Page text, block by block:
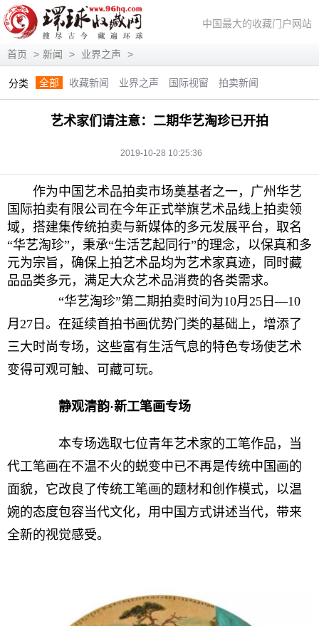
中国最大的收藏门户网站
首页 > 新闻 > 业界之声 >
分类 全部 收藏新闻 业界之声 国际视窗
拍卖新闻
展会信息
艺术投资 人物访谈 评论观察
视频访谈
藏趣逸闻
艺术评论 快讯 滚动 动态
艺术家们请注意：二期华艺淘珍已开拍
2019-10-28 10:25:36
作为中国艺术品拍卖市场奠基者之一，广州华艺
国际拍卖有限公司在今年正式举旗艺术品线上拍卖领
域，搭建集传统拍卖与新媒体的多元发展平台，取名
“华艺淘珍”，秉承“生活艺起同行”的理念，以保真和多
元为宗旨，确保上拍艺术品均为艺术家真迹，同时藏
品品类多元，满足大众艺术品消费的各类需求。
“华艺淘珍”第二期拍卖时间为10月25日—10
月27日。在延续首拍书画优势门类的基础上，增添了
三大时尚专场，这些富有生活气息的特色专场使艺术
变得可观可触、可藏可玩。
静观清韵·新工笔画专场
本专场选取七位青年艺术家的工笔作品，当
代工笔画在不温不火的蜕变中已不再是传统中国画的
面貌，它改良了传统工笔画的题材和创作模式，以温
婉的态度包容当代文化，用中国方式讲述当代，带来
全新的视觉感受。